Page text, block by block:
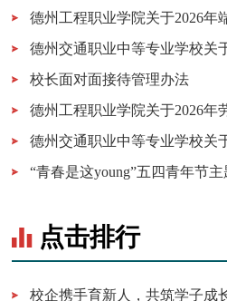
校长面对面接待管理办法
点击排行